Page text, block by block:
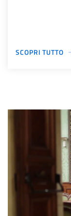
SCOPRI TUTTO